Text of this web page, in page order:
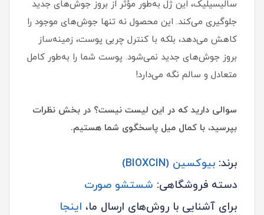
سالیسیلیک، این ژل به‌طور مؤثر از بروز جوش‌های جدید
جلوگیری می‌کند. این محصول نه‌ تنها جوش‌های موجود را
کاهش می‌دهد، بلکه با کنترل چربی پوست، زمینه‌ساز
بروز جوش‌های جدید نمی‌شود. پوست شما را به‌طور کامل
متعادل و سالم نگه می‌دارد!
سوالی دارید که در این لیست نیست؟ در بخش نظرات
بپرسید، با کمال میل پاسخگوی شما هستیم.
برند: بیوکسین (BIOXCIN)
دسته فروشگاهی: شستشو صورت
برای آشنایی با روش‌های ارسال ما، اینجا